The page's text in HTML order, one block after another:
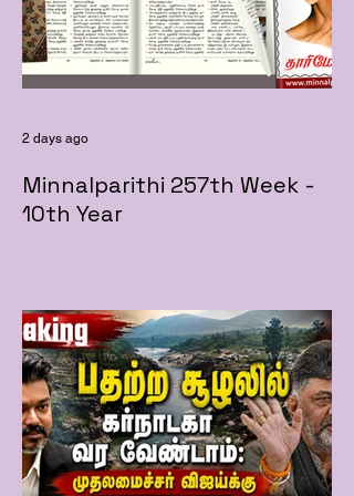
Minnalparithi 257th Week -
10th Year
2 days ago